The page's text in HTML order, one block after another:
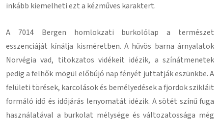
inkább kiemelheti ezt a kézműves karaktert.
A 7014 Bergen homlokzati burkolólap a természet
esszenciáját kínálja kisméretben. A hűvös barna árnyalatok
Norvégia vad, titokzatos vidékeit idézik, a színátmenetek
pedig a felhők mögül előbújó nap fényét juttatják eszünkbe. A
felületi törések, karcolások és bemélyedések a fjordok szikláit
formáló idő és időjárás lenyomatát idézik. A sötét színű fuga
használatával a burkolat mélysége és változatossága még